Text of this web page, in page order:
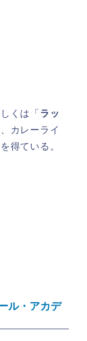
くは「 ラッ
カレーライ
得ている。
ル・アカデ